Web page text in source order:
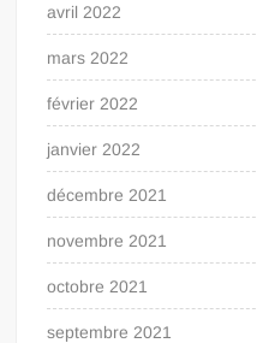
avril 2022
mars 2022
février 2022
janvier 2022
décembre 2021
novembre 2021
octobre 2021
septembre 2021